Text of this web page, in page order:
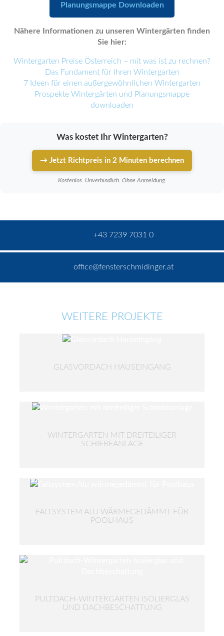
Planungsmappe Downloaden
Nähere Informationen zu unseren Wintergärten finden
Sie hier:
Wintergarten Preise Österreich – mit was ist zu rechnen?
Das Fundament für Ihren Wintergarten
7 Ideen für einen außergewöhnlichen Wintergarten
Prospekte Wintergärten und Planungsmappe
downloaden
Was kostet Ihr Wintergarten?
→ Jetzt Richtpreis in 2 Minuten berechnen
Kostenlos. Unverbindlich. Ohne Anmeldung.
+43 7239 7031 0
office@fensterschmidinger.at
WEITERE PROJEKTE
GLASVORDACH HAUSEINGANG
WINTERGARTEN MIT DREITEILIGER
SCHIEBEANLAGE
FALTSYSTEM ALU WÄRMEGEDÄMMT FÜR
POOLHAUS
PULTDACH-WINTERGARTEN ISOLIERGLAS
UND DACHBESCHATTUNG